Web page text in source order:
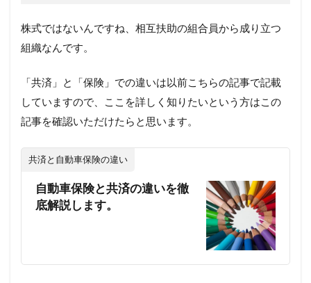
株式ではないんですね、相互扶助の組合員から成り立つ
組織なんです。
「共済」と「保険」での違いは以前こちらの記事で記載
していますので、ここを詳しく知りたいという方はこの
記事を確認いただけたらと思います。
共済と自動車保険の違い
自動車保険と共済の違いを徹
底解説します。